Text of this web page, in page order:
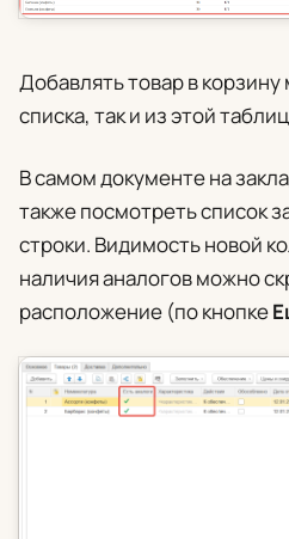
Добавлять товар в корзину
списка, так и из этой
В самом документе на
также посмотреть список
строки. Видимость новой
наличия аналогов можно
расположение (по кнопке